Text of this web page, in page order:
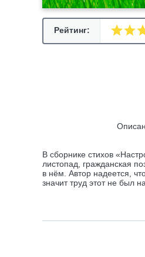
Рейтинг:
В сборнике стихов
листопад, гражданская
в нём. Автор надеется,
значит труд этот не был